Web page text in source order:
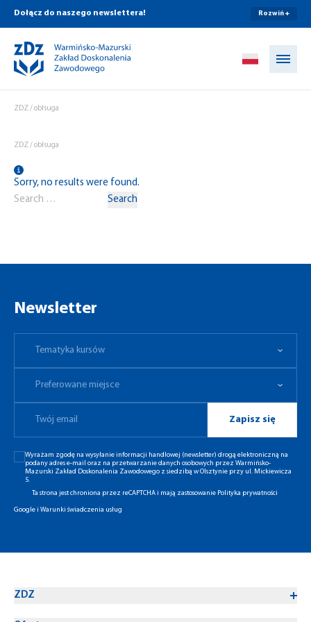
Dołącz do naszego newslettera! Rozwiń +
ZDZ/ obłsuga
ZDZ/ obłsuga
Sorry, no results were found.
Search for:
Search
Newsletter
Tematyka kursów
Preferowane miejsce
Zapisz się
Wyrażam zgodę na wysyłanie informacji handlowej (newsletter) drogą elektroniczną na
podany adres e-mail oraz na przetwarzanie danych osobowych przez Warmińsko-
Mazurski Zakład Doskonalenia Zawodowego z siedzibą w Olsztynie przy ul. Mickiewicza
5.
Ta strona jest chroniona przez reCAPTCHA i mają zastosowanie Polityka prywatności
Googlei Warunki świadczenia usług
ZDZ